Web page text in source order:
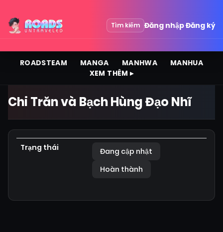
Tìm kiếm Đăng nhậpĐăng ký
ROADSTEAM MANGA MANHWA
MANHUA
XEM THÊM ▸
Chi Trăn và Bạch Hùng Đạo Nhĩ
Trạng thái
Đang cập nhật
Hoàn thành